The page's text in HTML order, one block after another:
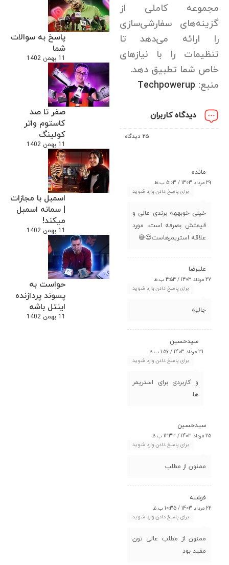
پاسخ به سوالات
شما
11 بهمن 1402
صفر تا صد
کاستوم واتر
کولینگ
11 بهمن 1402
اسمبل با مجازات
| سمانه اسمبل
میکند!
11 بهمن 1402
حواست به
پسوند پردازنده
اینتل باشه
11 بهمن 1402
مجموعه کاملی از
گزینه‌های سفارشی‌سازی
را ارائه می‌دهد تا
تنظیمات را با نیازهای
خاص شما تطبیق دهد.
منبع: Techpowerup
دیدگاه کاربران
25 دیدگاه
مائده
29 مرداد 1403 / 5:03 ب.ظ
برای پاسخ دادن وارد شوید
خیلی خوبههه برندی عالی و
قیمتش بصرفه است، مورد
علاقه استریمرهاست😍😅
علیرضا
27 مرداد 1403 / 4:54 ب.ظ
برای پاسخ دادن وارد شوید
جالبه
سیدحسین
31 مرداد 1403 / 1:56 ب.ظ
برای پاسخ دادن وارد شوید
و کاربردی برای استریمر
ها
سیدحسین
25 مرداد 1403 / 12:33 ب.ظ
برای پاسخ دادن وارد شوید
ممنون از مطلب
فرشته
22 مرداد 1403 / 10:35 ب.ظ
برای پاسخ دادن وارد شوید
ممنون از مطلب عالی تون
مفید بود